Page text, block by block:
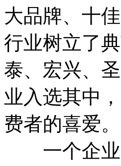
大品牌、十
行业树立了
泰、宏兴、
业入选其中
费者的喜爱。
一个企业